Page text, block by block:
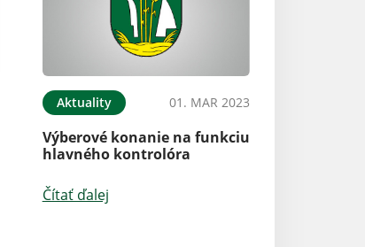
Aktuality 01. MAR 2023
Výberové konanie na funkciu
hlavného kontrolóra
Čítať ďalej